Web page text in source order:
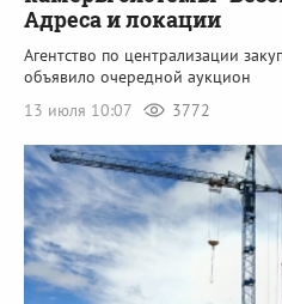
Адреса и локации
Агентство по централизации
объявило очередной аукцион
13 июля 10:07
3772